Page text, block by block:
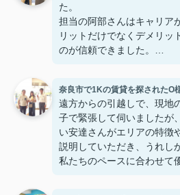
た。
担当の阿部さんはキャリア
リットだけでなくデメリッ
のが信頼できました。
す。
奈良市で1Kの賃貸を探されたO
遠方からの引越しで、現地
子で緊張して伺いましたが
い安達さんがエリアの特徴
説明していただき、うれし
私たちのペースに合わせて